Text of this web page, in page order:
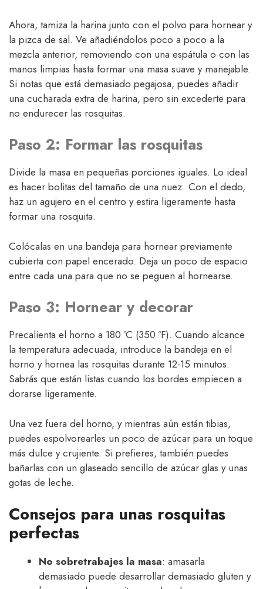
Ahora, tamiza la harina junto con el polvo para hornear y
la pizca de sal. Ve añadiéndolos poco a poco a la
mezcla anterior, removiendo con una espátula o con las
manos limpias hasta formar una masa suave y manejable.
Si notas que está demasiado pegajosa, puedes añadir
una cucharada extra de harina, pero sin excederte para
no endurecer las rosquitas.
Paso 2: Formar las rosquitas
Divide la masa en pequeñas porciones iguales. Lo ideal
es hacer bolitas del tamaño de una nuez. Con el dedo,
haz un agujero en el centro y estira ligeramente hasta
formar una rosquita.
Colócalas en una bandeja para hornear previamente
cubierta con papel encerado. Deja un poco de espacio
entre cada una para que no se peguen al hornearse.
Paso 3: Hornear y decorar
Precalienta el horno a 180 ºC (350 ºF). Cuando alcance
la temperatura adecuada, introduce la bandeja en el
horno y hornea las rosquitas durante 12-15 minutos.
Sabrás que están listas cuando los bordes empiecen a
dorarse ligeramente.
Una vez fuera del horno, y mientras aún están tibias,
puedes espolvorearles un poco de azúcar para un toque
más dulce y crujiente. Si prefieres, también puedes
bañarlas con un glaseado sencillo de azúcar glas y unas
gotas de leche.
Consejos para unas rosquitas
perfectas
No sobretrabajes la masa: amasarla
demasiado puede desarrollar demasiado gluten y